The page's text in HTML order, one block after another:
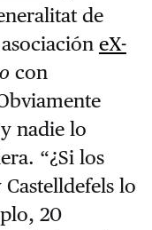
de
eX-
con
nadie lo
“¿Si los
lo
20